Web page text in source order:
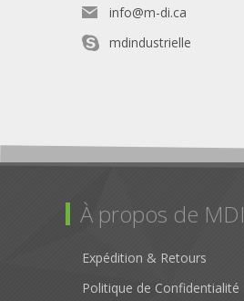
info@m-di.ca
mdindustrielle
À propos de MDI
Expédition & Retours
Politique de Confidentialité